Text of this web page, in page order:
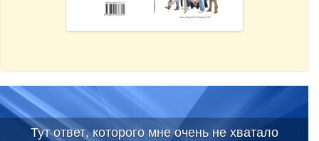
Тут ответ, которого мне очень не хватало